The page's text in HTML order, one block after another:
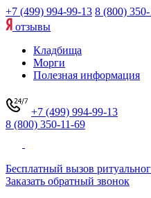
+7 (499) 994-99-13 8 (800)
отзывы
Кладбища
Морги
Полезная информация
+7 (499) 994-99-13
8 (800) 350-11-69
Бесплатный вызов
Заказать обратный звонок